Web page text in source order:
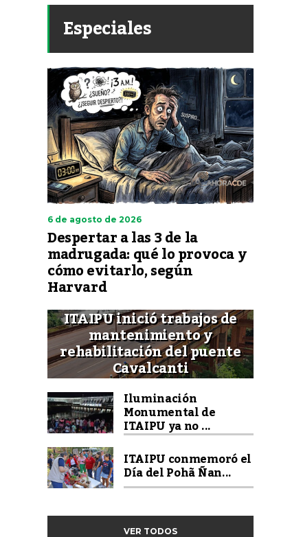
Especiales
6 de agosto de 2026
Despertar a las 3 de la
madrugada: qué lo provoca y
cómo evitarlo, según
Harvard
ITAIPU inició trabajos de
mantenimiento y
rehabilitación del puente
Cavalcanti
Iluminación
Monumental de
ITAIPU ya no ...
ITAIPU conmemoró el
Día del Pohã Ñan...
VER TODOS